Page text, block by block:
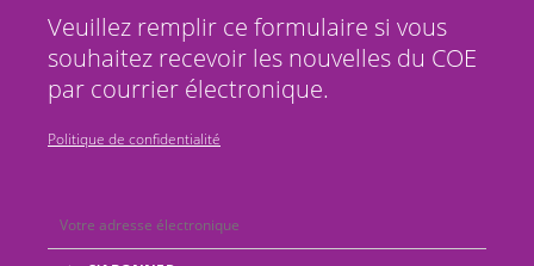
Veuillez remplir ce formulaire si vous
souhaitez recevoir les nouvelles du COE
par courrier électronique.
Politique de confidentialité